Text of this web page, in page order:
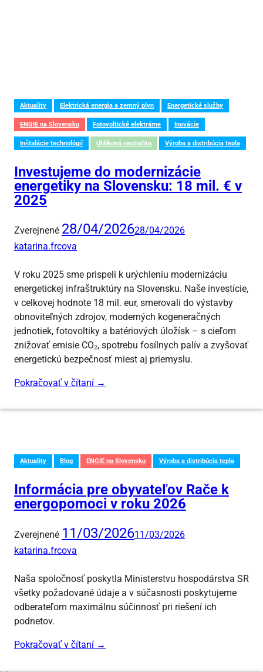
Aktuality Elektrická energia a zemný plyn Energetické služby
ENGIE na Slovensku Fotovoltické elektrárne Inovácie
Inštalácie technológií Uhlíková neutralita Výroba a distribúcia tepla
Investujeme do modernizácie
energetiky na Slovensku: 18 mil. € v
2025
Zverejnené 28/04/202628/04/2026
katarina.frcova
V roku 2025 sme prispeli k urýchleniu modernizáciu
energetickej infraštruktúry na Slovensku. Naše investície,
v celkovej hodnote 18 mil. eur, smerovali do výstavby
obnoviteľných zdrojov, moderných kogeneračných
jednotiek, fotovoltiky a batériových úložísk – s cieľom
znižovať emisie CO₂, spotrebu fosílnych palív a zvyšovať
energetickú bezpečnosť miest aj priemyslu.
Pokračovať v čítaní →
Aktuality Blog ENGIE na Slovensku Výroba a distribúcia tepla
Informácia pre obyvateľov Rače k
energopomoci v roku 2026
Zverejnené 11/03/202611/03/2026
katarina.frcova
Naša spoločnosť poskytla Ministerstvu hospodárstva SR
všetky požadované údaje a v súčasnosti poskytujeme
odberateľom maximálnu súčinnosť pri riešení ich
podnetov.
Pokračovať v čítaní →